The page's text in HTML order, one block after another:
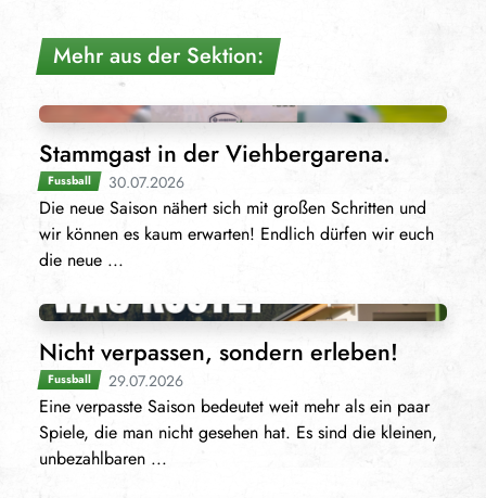
Mehr aus der Sektion:
Stammgast in der Viehbergarena.
Fussball 30.07.2026
Die neue Saison nähert sich mit großen Schritten und
wir können es kaum erwarten! Endlich dürfen wir euch
die neue ...
Nicht verpassen, sondern erleben!
Fussball 29.07.2026
Eine verpasste Saison bedeutet weit mehr als ein paar
Spiele, die man nicht gesehen hat. Es sind die kleinen,
unbezahlbaren ...